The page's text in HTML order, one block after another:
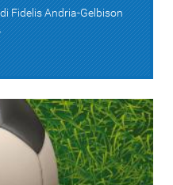
Fidelis Andria-Gelbison